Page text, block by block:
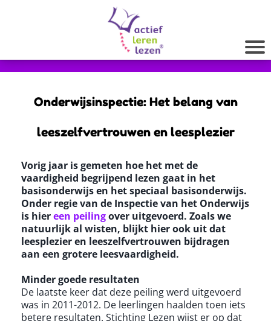
Onderwijsinspectie: Het belang van
leeszelfvertrouwen en leesplezier
Vorig jaar is gemeten hoe het met de
vaardigheid begrijpend lezen gaat in het
basisonderwijs en het speciaal basisonderwijs.
Onder regie van de Inspectie van het Onderwijs
is hiereen peilingover uitgevoerd. Zoals we
natuurlijk al wisten, blijkt hier ook uit dat
leesplezier en leeszelfvertrouwen bijdragen
aan een grotere leesvaardigheid.
Minder goede resultaten
De laatste keer dat deze peiling werd uitgevoerd
was in 2011-2012. De leerlingen haalden toen iets
betere resultaten. Stichting Lezen wijst er op dat